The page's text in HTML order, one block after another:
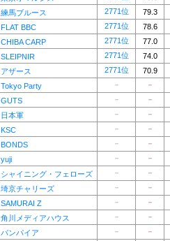
練馬ブルース 2771位
79.3
FLAT BBC 2771位
78.6
CHIBA CARP 2771位
77.0
SLEIPNIR 2771位
74.0
アザース 2771位
70.9
Tokyo Party －
－
GUTS －
－
日本軍 －
－
KSC －
－
BONDS －
－
yuji －
－
シャイニング・フェローズ －
－
埼京チャリーズ －
－
SAMURAI Z －
－
角川メディアハウス －
－
バンパイア －
－